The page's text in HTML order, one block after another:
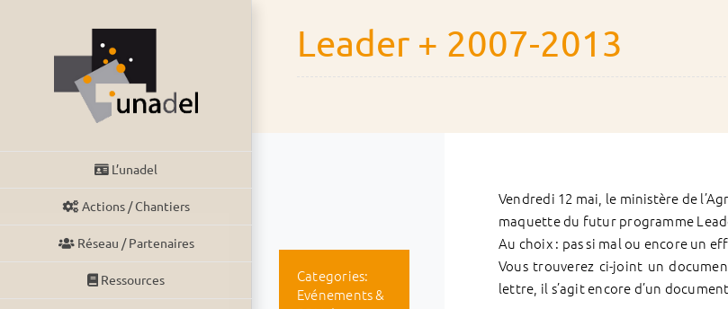
L’unadel
Actions / Chantiers
Réseau / Partenaires
Ressources
Leader + 2007-2013
Categories:
Evénements &
Vendredi 12 mai, le ministère de
maquette du futur programme
Au choix : pas si mal ou encore un
Vous trouverez ci-joint un
lettre, il s’agit encore d’un